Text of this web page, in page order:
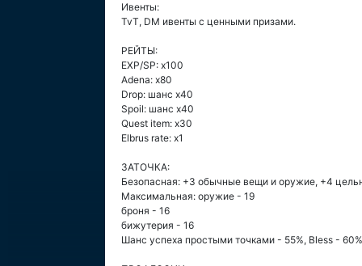
Ивенты:
TvT, DM ивенты с ценными призами.
РЕЙТЫ:
EXP/SP: х100
Adena: x80
Drop: шанс х40
Spoil: шанс х40
Quest item: x30
Elbrus rate: x1
ЗАТОЧКА:
Безопасная: +3 обычные вещи и оружие, +4
Максимальная: оружие - 19
броня - 16
бижутерия - 16
Шанс успеха простыми точками - 55%, Bless -